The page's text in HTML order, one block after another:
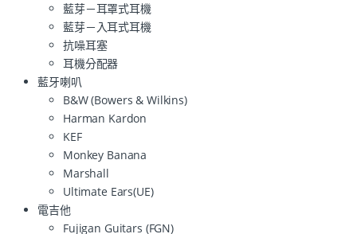
藍芽－耳罩式耳機
藍芽－入耳式耳機
抗噪耳塞
耳機分配器
藍牙喇叭
B&W (Bowers & Wilkins)
Harman Kardon
KEF
Monkey Banana
Marshall
Ultimate Ears(UE)
電吉他
Fujigan Guitars (FGN)